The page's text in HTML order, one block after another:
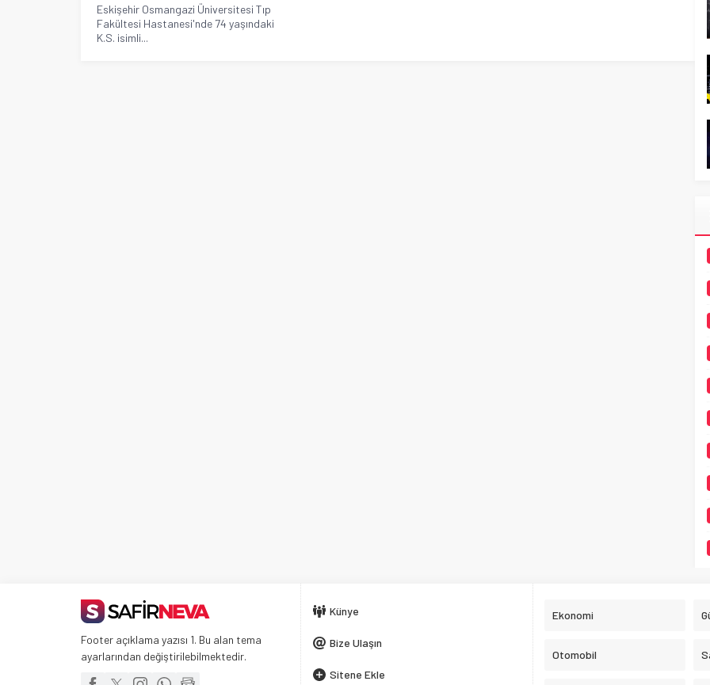
Eskişehir Osmangazi Üniversitesi Tıp
Fakültesi Hastanesi'nde 74 yaşındaki
K.S. isimli...
Footer açıklama yazısı 1. Bu alan tema
ayarlarından değiştirilebilmektedir.
Künye
Bize Ulaşın
Sitene Ekle
Ekonomi
Otomobil